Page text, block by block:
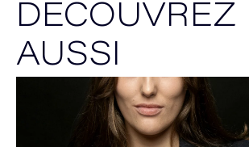
DÉCOUVREZ
AUSSI